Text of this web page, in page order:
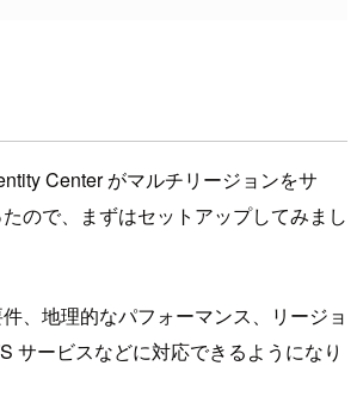
Center がマルチリージョンをサ
ので、まずはセットアップしてみまし
、地理的なパフォーマンス、リージョ
サービスなどに対応できるようになり